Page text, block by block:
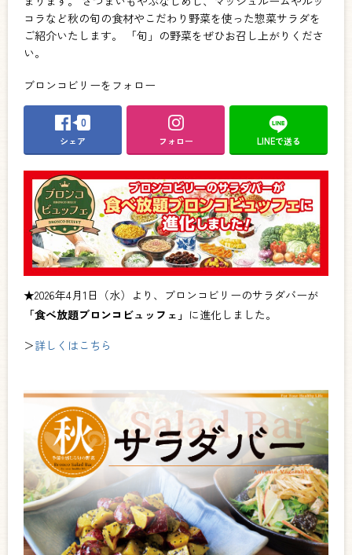
コラなど秋の旬の食材やこだわり野菜を使った惣菜サラダを
ご紹介いたします。 「旬」の野菜をぜひお召し上がりくださ
い。
ブロンコビリーをフォロー
0
シェア フォロー LINEで送る
★2026年4月1日（水）より、ブロンコビリーのサラダバーが
「食べ放題ブロンコビュッフェ」 に進化しました。
＞詳しくはこちら